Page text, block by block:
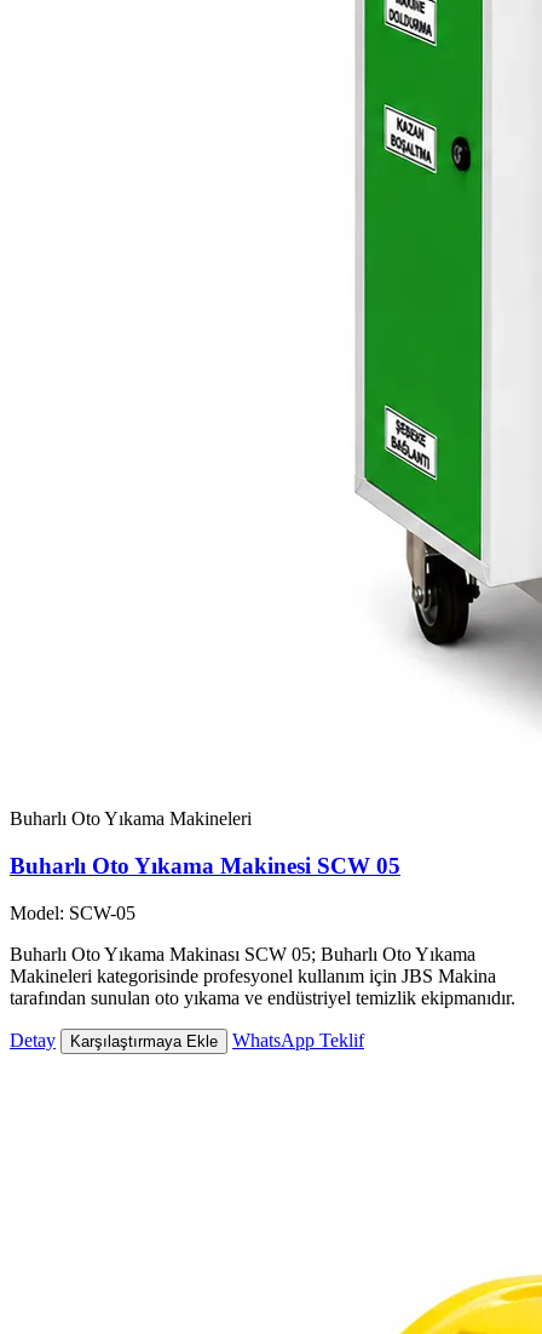
Buharlı Oto Yıkama Makineleri
Buharlı Oto Yıkama Makinesi SCW 05
Model: SCW-05
Buharlı Oto Yıkama Makinası SCW 05; Buharlı Oto Yıkama
Makineleri kategorisinde profesyonel kullanım için JBS Makina
tarafından sunulan oto yıkama ve endüstriyel temizlik ekipmanıdır.
Detay Karşılaştırmaya Ekle WhatsApp Teklif